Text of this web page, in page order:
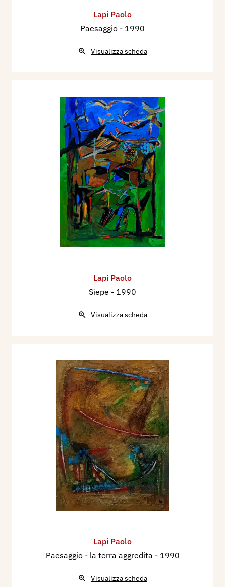
Lapi Paolo
Paesaggio - 1990
Visualizza scheda
Lapi Paolo
Siepe - 1990
Visualizza scheda
Lapi Paolo
Paesaggio - la terra aggredita - 1990
Visualizza scheda